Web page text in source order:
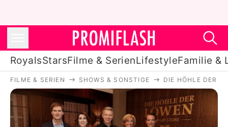
RoyalsStarsFilme & SerienLifestyleFamilie &
Royals
Stars
FILME & SERIEN SHOWS & SONSTIGE DIE HÖHLE DER